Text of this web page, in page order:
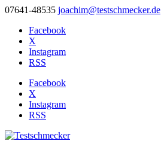
07641-48535 joachim@testschmecker.de
Facebook
X
Instagram
RSS
Facebook
X
Instagram
RSS